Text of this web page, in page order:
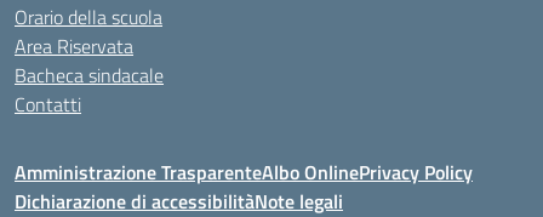
Orario della scuola
Area Riservata
Bacheca sindacale
Contatti
Amministrazione TrasparenteAlbo OnlinePrivacy Policy
Dichiarazione di accessibilitàNote legali